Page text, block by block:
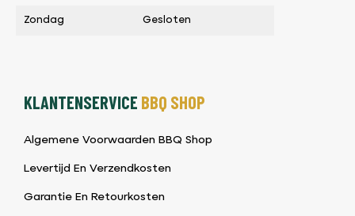
Zondag Gesloten
KLANTENSERVICE BBQ SHOP
Algemene Voorwaarden BBQ Shop
Levertijd En Verzendkosten
Garantie En Retourkosten